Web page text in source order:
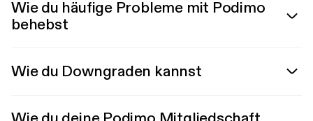
Wie du häufige Probleme mit Podimo
behebst
Wie du Downgraden kannst